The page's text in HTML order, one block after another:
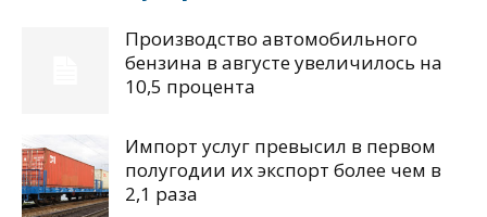
Производство автомобильного
бензина в августе увеличилось на
10,5 процента
Импорт услуг превысил в первом
полугодии их экспорт более чем в
2,1 раза